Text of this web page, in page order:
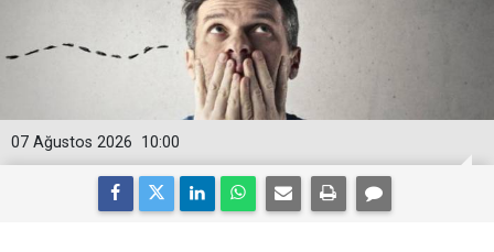
10:00
07 Ağustos 2026